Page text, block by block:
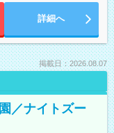
詳細へ
掲載日：2026.08.07
／ナイトズー